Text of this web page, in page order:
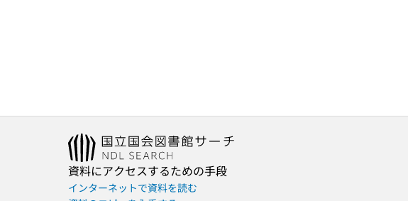
資料にアクセスするための手段
インターネットで資料を読む